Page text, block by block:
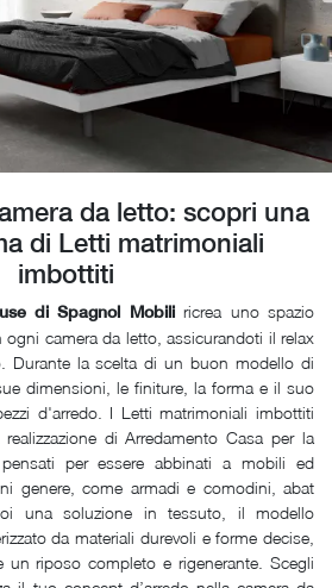
da letto: scopri una
di Letti matrimoniali
imbottiti
di Spagnol Mobiliricrea uno spazio
ogni camera da letto, assicurandoti il relax
Durante la scelta di un buon modello di
dimensioni, le finiture, la forma e il suo
d'arredo. I Letti matrimoniali imbottiti
di Arredamento Casa per la
per essere abbinati a mobili ed
genere, come armadi e comodini, abat
una soluzione in tessuto, il modello
da materiali durevoli e forme decise,
un riposo completo e rigenerante. Scegli